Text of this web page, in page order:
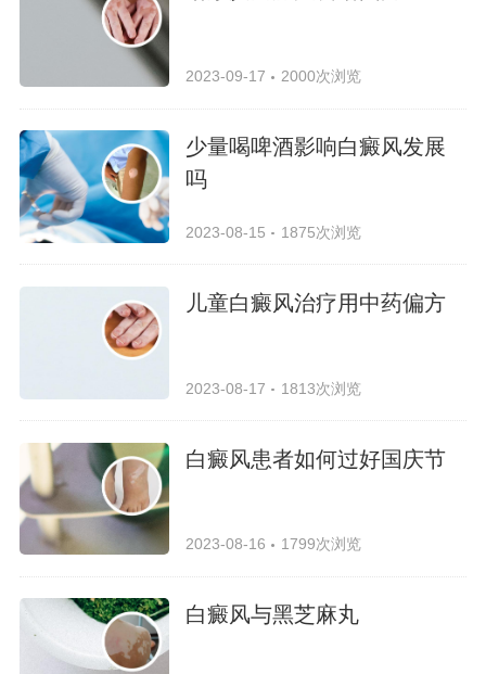
2023-09-17 2000次浏览
少量喝啤酒影响白癜风发展
吗
2023-08-15 1875次浏览
儿童白癜风治疗用中药偏方
2023-08-17 1813次浏览
白癜风患者如何过好国庆节
2023-08-16 1799次浏览
白癜风与黑芝麻丸